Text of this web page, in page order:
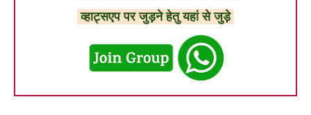
व्हाट्सएप पर जुड़ने हेतु यहां से जुड़े